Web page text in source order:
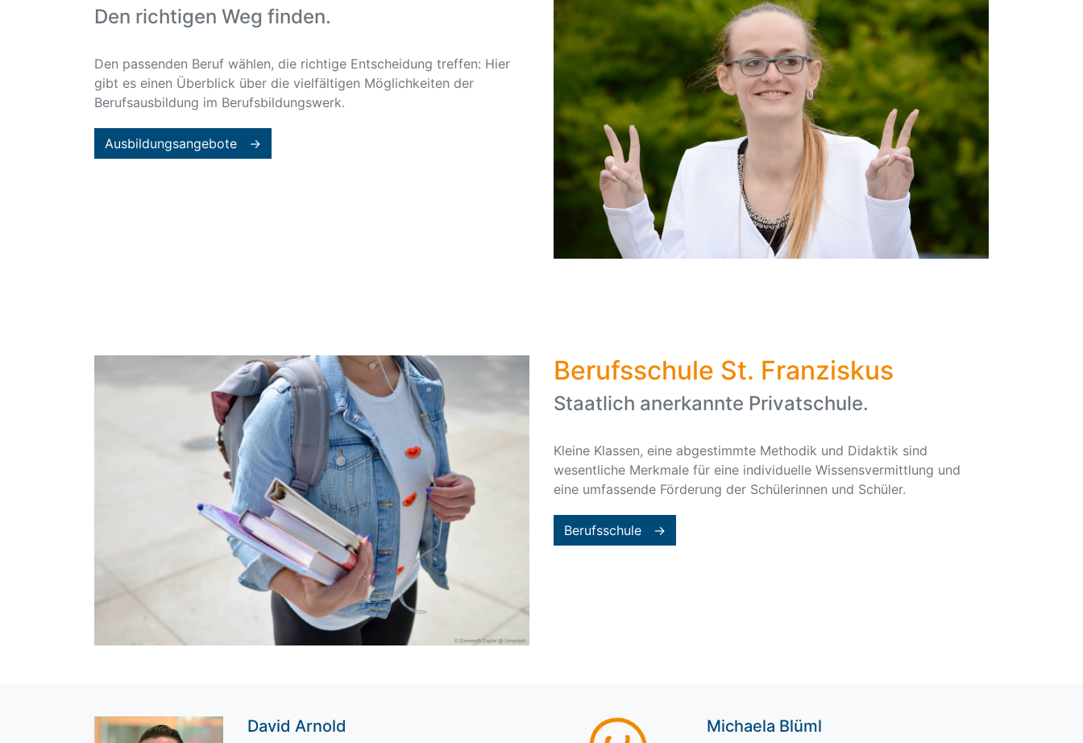
Den richtigen Weg finden.
Den passenden Beruf wählen, die richtige Entscheidung treffen: Hier
gibt es einen Überblick über die vielfältigen Möglichkeiten der
Berufsausbildung im Berufsbildungswerk.
Ausbildungsangebote →
Berufsschule St. Franziskus
Staatlich anerkannte Privatschule.
Kleine Klassen, eine abgestimmte Methodik und Didaktik sind
wesentliche Merkmale für eine individuelle Wissensvermittlung und
eine umfassende Förderung der Schülerinnen und Schüler.
Berufsschule →
David Arnold Michaela Blüml